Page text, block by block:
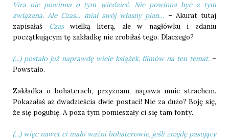
Vira nie powinna o tym wiedzieć. Nie powinna być z tym
związana. Ale Czas... miał swój własny plan… – Akurat tutaj
zapisałaś Czaswielką literą, ale w nagłówku i zdaniu
początkującym tę zakładkę nie zrobiłaś tego. Dlaczego?
(...) postało już naprawdę wiele książek, filmów na ten temat. –
Powstało.
Zakładka o bohaterach, przyznam, napawa mnie strachem.
Pokazałaś aż dwadzieścia dwie postaci! Nie za dużo? Boję się,
że się pogubię. A poza tym pomieszały ci się tam fonty.
(...) więc nawet ci mało ważni bohaterowie, jeśli znajdę pasujący